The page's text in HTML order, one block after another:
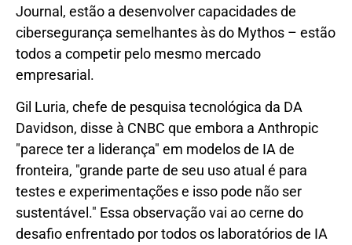
Journal, estão a desenvolver capacidades de
cibersegurança semelhantes às do Mythos – estão
todos a competir pelo mesmo mercado
empresarial.
Gil Luria, chefe de pesquisa tecnológica da DA
Davidson, disse à CNBC que embora a Anthropic
"parece ter a liderança" em modelos de IA de
fronteira, "grande parte de seu uso atual é para
testes e experimentações e isso pode não ser
sustentável." Essa observação vai ao cerne do
desafio enfrentado por todos os laboratórios de IA